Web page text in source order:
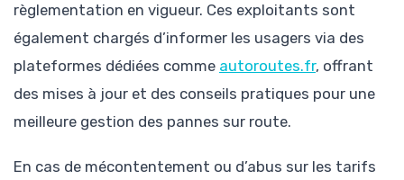
règlementation en vigueur. Ces exploitants sont
également chargés d’informer les usagers via des
plateformes dédiées comme autoroutes.fr, offrant
des mises à jour et des conseils pratiques pour une
meilleure gestion des pannes sur route.
En cas de mécontentement ou d’abus sur les tarifs